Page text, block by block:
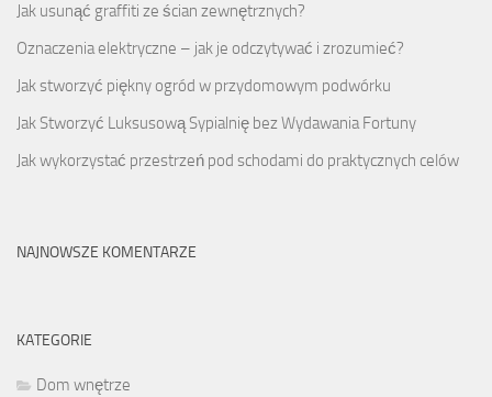
Jak usunąć graffiti ze ścian zewnętrznych?
Oznaczenia elektryczne – jak je odczytywać i zrozumieć?
Jak stworzyć piękny ogród w przydomowym podwórku
Jak Stworzyć Luksusową Sypialnię bez Wydawania Fortuny
Jak wykorzystać przestrzeń pod schodami do praktycznych celów
NAJNOWSZE KOMENTARZE
KATEGORIE
Dom wnętrze